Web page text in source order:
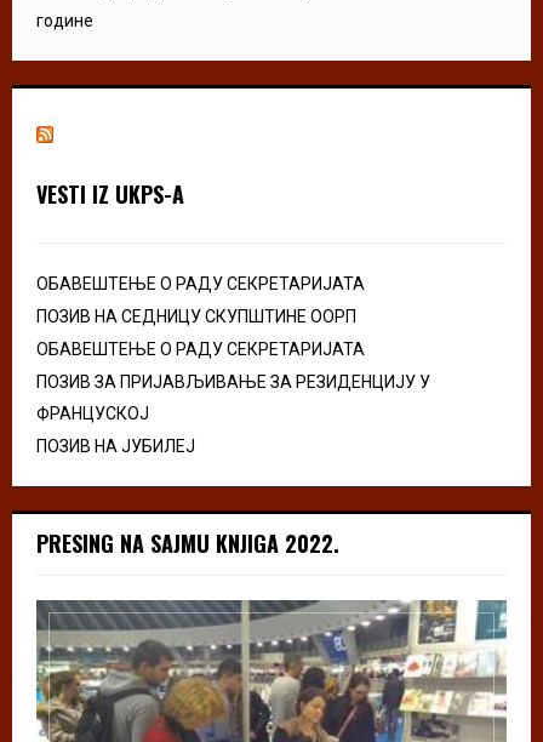
године
VESTI IZ UKPS-A
ОБАВЕШТЕЊЕ О РАДУ СЕКРЕТАРИЈАТА
ПОЗИВ НА СЕДНИЦУ СКУПШТИНЕ ООРП
ОБАВЕШТЕЊЕ О РАДУ СЕКРЕТАРИЈАТА
ПОЗИВ ЗА ПРИЈАВЉИВАЊЕ ЗА РЕЗИДЕНЦИЈУ У
ФРАНЦУСКОЈ
ПОЗИВ НА ЈУБИЛЕЈ
PRESING NA SAJMU KNJIGA 2022.